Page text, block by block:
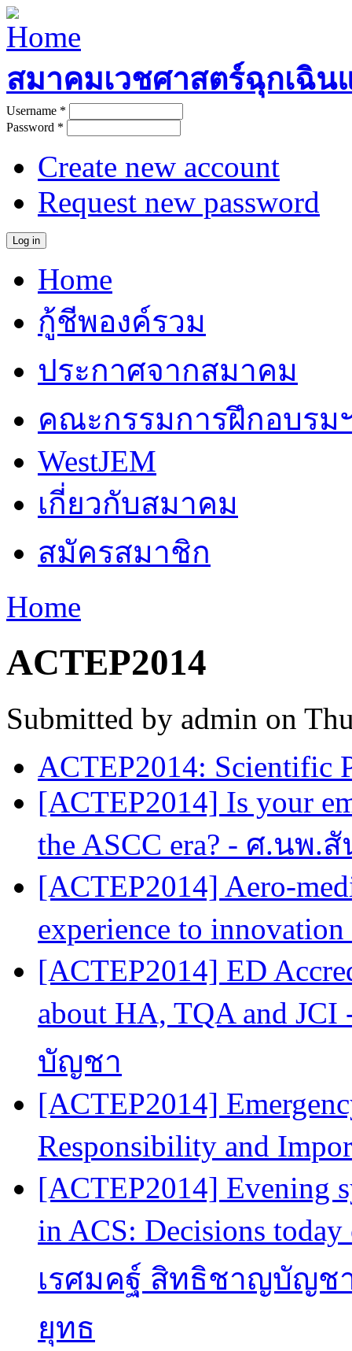
Skip to main content
สมาคมเวชศาสตร์ฉุกเฉิน
User login
Username *
Password *
Create new account
Request new password
Main menu
Home
กู้ชีพองค์รวม
ประกาศจากสมาคม
คณะกรรมการฝึกอบรม
WestJEM
เกี่ยวกับสมาคม
สมัครสมาชิก
You are here
Home
ACTEP2014
Submitted by admin on
ACTEP2014: Scientific
[ACTEP2014] Is your
the ASCC era? - ศ.นพ
[ACTEP2014] Aero-
experience to
[ACTEP2014] ED
about HA, TQA and
บัญชา
[ACTEP2014]
Responsibility and
[ACTEP2014] Evening
in ACS: Decisions
เรศมคฐ์ สิทธิชาญบัญช
ยุทธ